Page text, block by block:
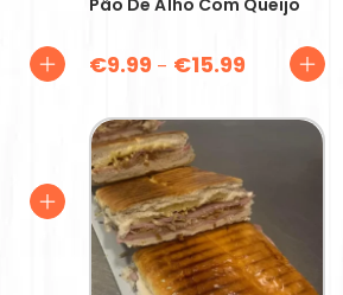
Pão De Alho Com Queijo
€9.99 – €15.99